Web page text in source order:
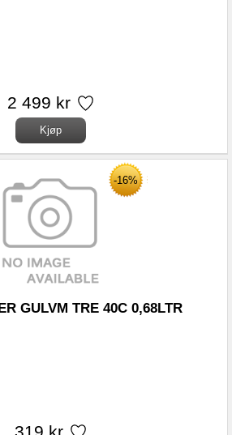
2 499 kr
-16%
GULVM TRE 40C 0,68LTR